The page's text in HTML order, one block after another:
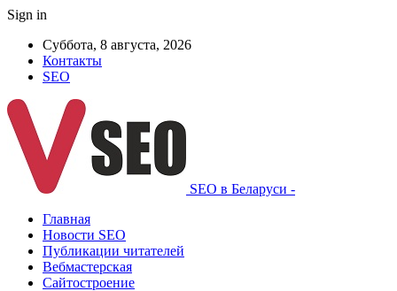
Sign in
Суббота, 8 августа, 2026
Контакты
SEO
SEO в Беларуси -
Главная
Новости SEO
Публикации читателей
Вебмастерская
Сайтостроение